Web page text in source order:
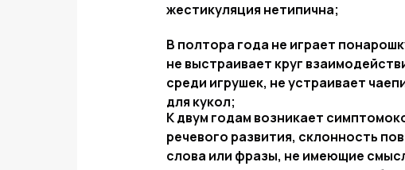
жестикуляция нетипична;
К двум годам возникает
речевого развития, склонность
слова или фразы, не имеющие
В полтора года не играет
не выстраивает круг
среди игрушек, не устраивает
для кукол;